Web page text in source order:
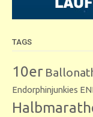
TAGS
10er
Endorphinjunkies